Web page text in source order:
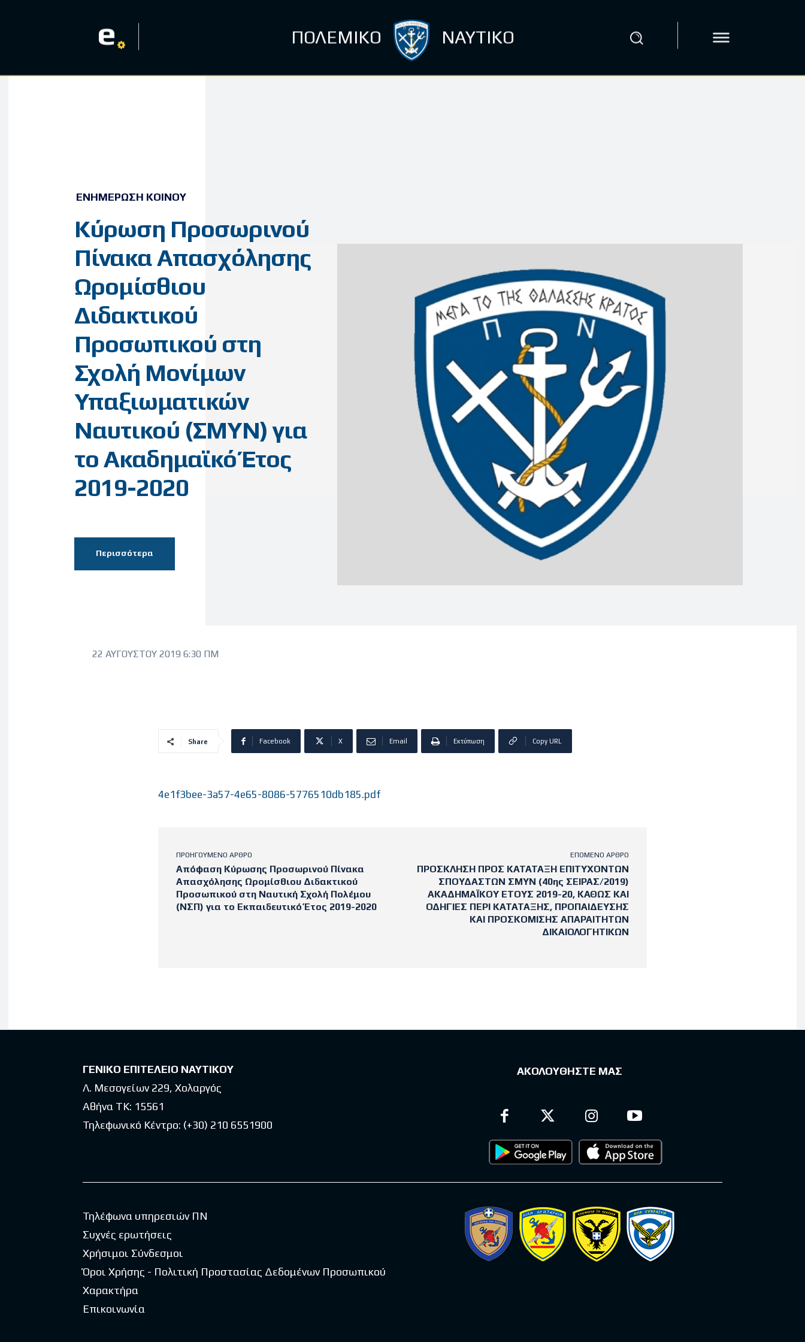
e ΠΟΛΕΜΙΚΟ ΝΑΥΤΙΚΟ
ΕΝΗΜΈΡΩΣΗ ΚΟΙΝΟΎ
Κύρωση Προσωρινού
Πίνακα Απασχόλησης
Ωρομίσθιου
Διδακτικού
Προσωπικού στη
Σχολή Μονίμων
Υπαξιωματικών
Ναυτικού (ΣΜΥΝ) για
το Ακαδημαϊκό Έτος
2019-2020
Περισσότερα
22 ΑΥΓΟΎΣΤΟΥ 2019 6:30 ΠΜ
Share Facebook X Email Εκτύπωση Copy URL
4e1f3bee-3a57-4e65-8086-5776510db185.pdf
ΠΡΟΗΓΟΎΜΕΝΟ ΆΡΘΡΟ
Απόφαση Κύρωσης Προσωρινού Πίνακα
Απασχόλησης Ωρομίσθιου Διδακτικού
Προσωπικού στη Ναυτική Σχολή Πολέμου
(ΝΣΠ) για το Εκπαιδευτικό Έτος 2019-2020
ΕΠΌΜΕΝΟ ΆΡΘΡΟ
ΠΡΟΣΚΛΗΣΗ ΠΡΟΣ ΚΑΤΑΤΑΞΗ ΕΠΙΤΥΧΟΝΤΩΝ
ΣΠΟΥΔΑΣΤΩΝ ΣΜΥΝ (40ης ΣΕΙΡΑΣ/2019)
ΑΚΑΔΗΜΑΪΚΟΥ ΕΤΟΥΣ 2019-20, ΚΑΘΩΣ ΚΑΙ
ΟΔΗΓΙΕΣ ΠΕΡΙ ΚΑΤΑΤΑΞΗΣ, ΠΡΟΠΑΙΔΕΥΣΗΣ
ΚΑΙ ΠΡΟΣΚΟΜΙΣΗΣ ΑΠΑΡΑΙΤΗΤΩΝ
ΔΙΚΑΙΟΛΟΓΗΤΙΚΩΝ
ΓΕΝΙΚΟ ΕΠΙΤΕΛΕΙΟ ΝΑΥΤΙΚΟΥ
Λ. Μεσογείων 229, Χολαργός
Αθήνα ΤΚ: 15561
Τηλεφωνικό Κέντρο: (+30) 210 6551900
ΑΚΟΛΟΥΘΗΣΤΕ ΜΑΣ
Τηλέφωνα υπηρεσιών ΠΝ
Συχνές ερωτήσεις
Χρήσιμοι Σύνδεσμοι
Όροι Χρήσης - Πολιτική Προστασίας Δεδομένων Προσωπικού
Χαρακτήρα
Επικοινωνία